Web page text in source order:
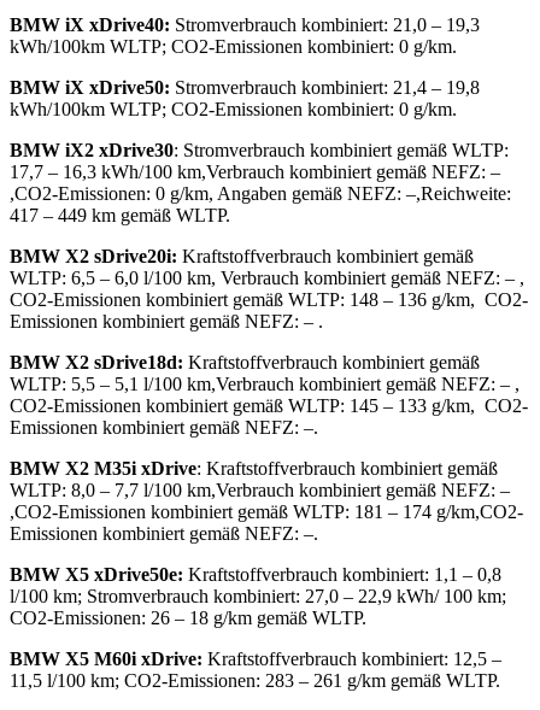
BMW iX xDrive40: Stromverbrauch kombiniert: 21,0 – 19,3
kWh/100km WLTP; CO2-Emissionen kombiniert: 0 g/km.
BMW iX xDrive50: Stromverbrauch kombiniert: 21,4 – 19,8
kWh/100km WLTP; CO2-Emissionen kombiniert: 0 g/km.
BMW iX2 xDrive30: Stromverbrauch kombiniert gemäß WLTP:
17,7 – 16,3 kWh/100 km,Verbrauch kombiniert gemäß NEFZ: –
,CO2-Emissionen: 0 g/km, Angaben gemäß NEFZ: –,Reichweite:
417 – 449 km gemäß WLTP.
BMW X2 sDrive20i: Kraftstoffverbrauch kombiniert gemäß
WLTP: 6,5 – 6,0 l/100 km, Verbrauch kombiniert gemäß NEFZ: – ,
CO2-Emissionen kombiniert gemäß WLTP: 148 – 136 g/km, CO2-
Emissionen kombiniert gemäß NEFZ: – .
BMW X2 sDrive18d: Kraftstoffverbrauch kombiniert gemäß
WLTP: 5,5 – 5,1 l/100 km,Verbrauch kombiniert gemäß NEFZ: – ,
CO2-Emissionen kombiniert gemäß WLTP: 145 – 133 g/km, CO2-
Emissionen kombiniert gemäß NEFZ: –.
BMW X2 M35i xDrive: Kraftstoffverbrauch kombiniert gemäß
WLTP: 8,0 – 7,7 l/100 km,Verbrauch kombiniert gemäß NEFZ: –
,CO2-Emissionen kombiniert gemäß WLTP: 181 – 174 g/km,CO2-
Emissionen kombiniert gemäß NEFZ: –.
BMW X5 xDrive50e: Kraftstoffverbrauch kombiniert: 1,1 – 0,8
l/100 km; Stromverbrauch kombiniert: 27,0 – 22,9 kWh/ 100 km;
CO2-Emissionen: 26 – 18 g/km gemäß WLTP.
BMW X5 M60i xDrive: Kraftstoffverbrauch kombiniert: 12,5 –
11,5 l/100 km; CO2-Emissionen: 283 – 261 g/km gemäß WLTP.